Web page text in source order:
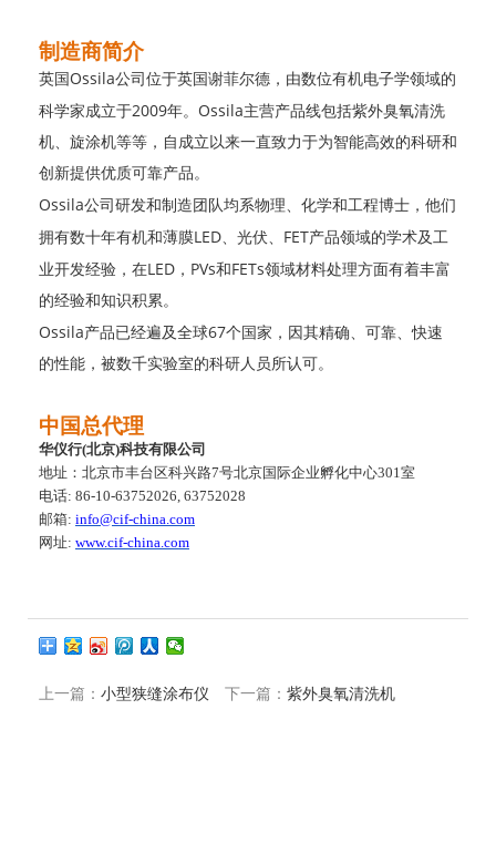
制造商简介
英国 Ossila公司位于英国谢菲尔德，由数位有机电子学领域的
科学家成立于2009年。 Ossila主营产品线包括紫外臭氧清洗
机、旋涂机等等，自成立以来一直致力于为智能高效的科研和
创新提供优质可靠产品。
Ossila公司研发和制造团队均系物理、化学和工程博士，他们
拥有数十年有机和薄膜LED 、光伏、 FET产品领域的学术及工
业开发经验，在LED ， PVs和 FETs领域材料处理方面有着丰富
的经验和知识积累。
Ossila产品已经遍及全球67个国家，因其精确、可靠、快速
的性能，被数千实验室的科研人员所认可。
中国总代理
华仪行(北京)科技有限公司
地址：北京市丰台区科兴路7号北京国际企业孵化中心301 室
电话: 86-10-63752026 63752028
邮箱: info@cif-china.com
网址: www.cif-china.com
上一篇： 小型狭缝涂布仪 下一篇： 紫外臭氧清洗机